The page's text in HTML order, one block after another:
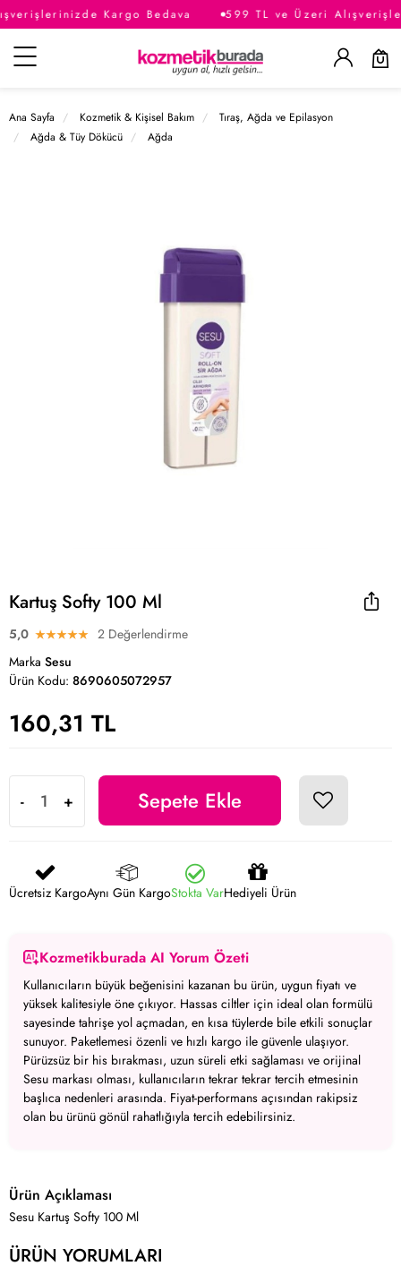
Kargo Bedava 599 TL ve Üzeri
Kategoriler
Ana Sayfa Kozmetik & Kişisel Bakım
Tıraş, Ağda ve Epilasyon
Ağda & Tüy Dökücü
Ağda
Kartuş Softy 100 Ml
5,0
2 Değerlendirme
Marka Sesu
Ürün Kodu: 8690605072957
160,31 TL
- + Sepete Ekle
Ücretsiz KargoAynı Gün KargoStokta VarHediyeli Ürün
Kozmetikburada AI Yorum Özeti
Kullanıcıların büyük beğenisini kazanan bu ürün, uygun fiyatı ve
yüksek kalitesiyle öne çıkıyor. Hassas ciltler için ideal olan formülü
sayesinde tahrişe yol açmadan, en kısa tüylerde bile etkili sonuçlar
sunuyor. Paketlemesi özenli ve hızlı kargo ile güvenle ulaşıyor.
Pürüzsüz bir his bırakması, uzun süreli etki sağlaması ve orijinal
Sesu markası olması, kullanıcıların tekrar tekrar tercih etmesinin
başlıca nedenleri arasında. Fiyat-performans açısından rakipsiz
olan bu ürünü gönül rahatlığıyla tercih edebilirsiniz.
Ürün Açıklaması
Sesu Kartuş Softy 100 Ml
ÜRÜN YORUMLARI